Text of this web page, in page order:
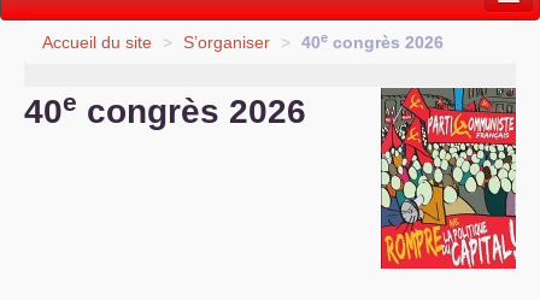
Vie politique
Accueil du site > S’organiser > 40e congrès 2026
40e congrès 2026